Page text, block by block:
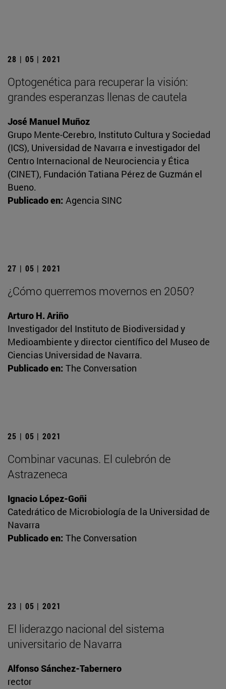
28 | 05 | 2021
Optogenética para recuperar la visión:
grandes esperanzas llenas de cautela
José Manuel Muñoz
Grupo Mente-Cerebro, Instituto Cultura y Sociedad
(ICS), Universidad de Navarra e investigador del
Centro Internacional de Neurociencia y Ética
(CINET), Fundación Tatiana Pérez de Guzmán el
Bueno.
Publicado en: Agencia SINC
27 | 05 | 2021
¿Cómo querremos movernos en 2050?
Arturo H. Ariño
Investigador del Instituto de Biodiversidad y
Medioambiente y director científico del Museo de
Ciencias Universidad de Navarra.
Publicado en: The Conversation
25 | 05 | 2021
Combinar vacunas. El culebrón de
Astrazeneca
Ignacio López-Goñi
Catedrático de Microbiología de la Universidad de
Navarra
Publicado en: The Conversation
23 | 05 | 2021
El liderazgo nacional del sistema
universitario de Navarra
Alfonso Sánchez-Tabernero
rector